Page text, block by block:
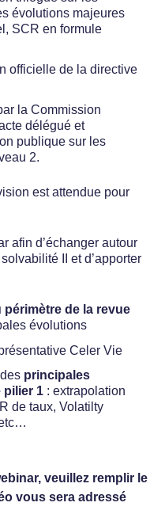
évolutions majeures
SCR en formule
officielle de la directive
la Commission
délégué et
publique sur les
2.
est attendue pour
afin d’échanger autour
II et d’apporter
de la revue
évolutions
Celer Vie
principales
pilier 1 : extrapolation
de taux, Volatilty
veuillez remplir le
vous sera adressé